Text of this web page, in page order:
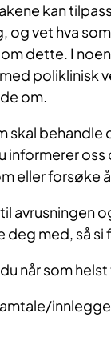
kan
og vet hva
dette. I
poliklinisk
om.
skal
informerer
eller forsøke
avrusningen
deg med, så
når som